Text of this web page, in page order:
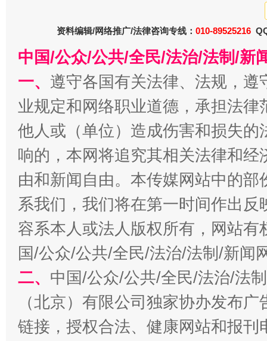
千年窑火 生生不息
揭开“小金库”的免责幌子
资料编辑/网络推广/法律咨询专线： 010-89525216
中国/公众/公共/全民/法治/法制/新
一、 遵守各国有关法律、法规，
业规定和网络职业道德，承担法
他人或（单位）造成伤害和损失
响的，本网将追究其相关法律和
由和新闻自由。本传媒网站中的
系我们，我们将在第一时间作出
容系本人或法人版权所有，网站
国/公众/公共/全民/法治/法制/新闻
二、 中国/公众/公共/全民/法治/法
（北京）有限公司独家协办发布
链接，授权合法、健康网站和报